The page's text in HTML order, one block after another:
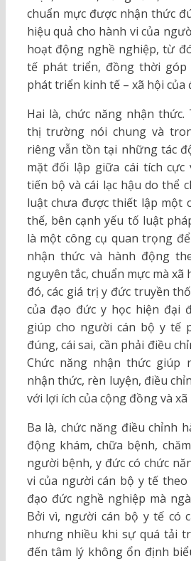
chuẩn mực được nhận thức
hiệu quả cho hành vi của
hoạt động nghề nghiệp, từ
tế phát triển, đồng thời góp
phát triển kinh tế – xã hội của
Hai là, chức năng nhận
thị trường nói chung và
riêng vẫn tồn tại những tác
mặt đối lập giữa cái tích cực
tiến bộ và cái lạc hậu do thể
luật chưa được thiết lập một
thế, bên cạnh yếu tố luật
là một công cụ quan trọng
nhận thức và hành động
nguyên tắc, chuẩn mực mà xã
đó, các giá trị y đức truyền
của đạo đức y học hiện đại
giúp cho người cán bộ y tế
đúng, cái sai, cần phải điều
Chức năng nhận thức giúp
nhận thức, rèn luyện, điều
với lợi ích của cộng đồng và xã
Ba là, chức năng điều chỉnh
động khám, chữa bệnh,
người bệnh, y đức có chức
vi của người cán bộ y tế
đạo đức nghề nghiệp mà
Bởi vì, người cán bộ y tế có
nhưng nhiều khi sự quá tải
đến tâm lý không ổn định